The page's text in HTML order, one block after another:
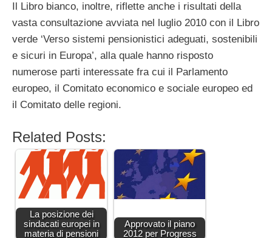
Il Libro bianco, inoltre, riflette anche i risultati della
vasta consultazione avviata nel luglio 2010 con il Libro
verde ‘Verso sistemi pensionistici adeguati, sostenibili
e sicuri in Europa’, alla quale hanno risposto
numerose parti interessate fra cui il Parlamento
europeo, il Comitato economico e sociale europeo ed
il Comitato delle regioni.
Related Posts:
La posizione dei
sindacati europei in
materia di pensioni
Approvato il piano
2012 per Progress